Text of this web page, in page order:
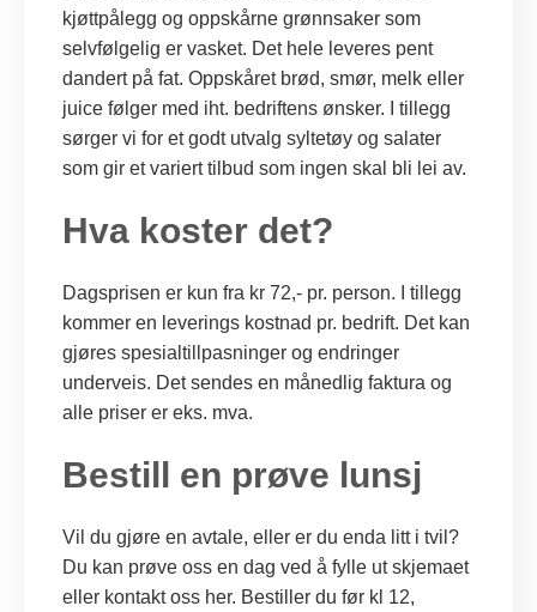
kjøttpålegg og oppskårne grønnsaker som
selvfølgelig er vasket. Det hele leveres pent
dandert på fat. Oppskåret brød, smør, melk eller
juice følger med iht. bedriftens ønsker. I tillegg
sørger vi for et godt utvalg syltetøy og salater
som gir et variert tilbud som ingen skal bli lei av.
Hva koster det?
Dagsprisen er kun fra kr 72,- pr. person. I tillegg
kommer en leverings kostnad pr. bedrift. Det kan
gjøres spesialtillpasninger og endringer
underveis. Det sendes en månedlig faktura og
alle priser er eks. mva.
Bestill en prøve lunsj
Vil du gjøre en avtale, eller er du enda litt i tvil?
Du kan prøve oss en dag ved å fylle ut skjemaet
eller kontakt oss her. Bestiller du før kl 12,